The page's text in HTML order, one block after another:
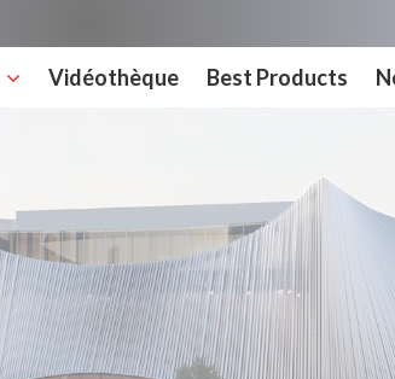
Vidéothèque Best Products